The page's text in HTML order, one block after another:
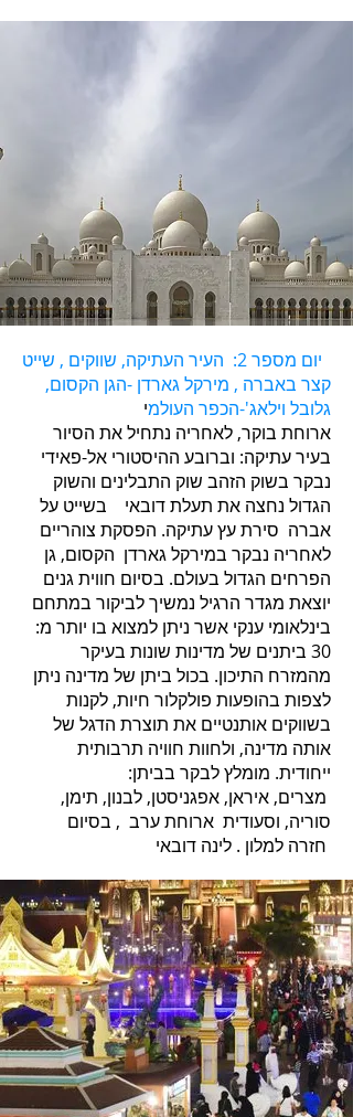
יום מספר 2: העיר העתיקה, שווקים , שייט
קצר באברה , מירקל גארדן -הגן הקסום,
גלובל וילאג'-הכפר העולמי
ארוחת בוקר, לאחריה נתחיל את הסיור
בעיר עתיקה: וברובע ההיסטורי אל-פאידי
נבקר בשוק הזהב שוק התבלינים והשוק
הגדול נחצה את תעלת דובאי בשייט על
אברה סירת עץ עתיקה. הפסקת צוהריים
לאחריה נבקר במירקל גארדן הקסום, גן
הפרחים הגדול בעולם. בסיום חווית גנים
יוצאת מגדר הרגיל נמשיך לביקור במתחם
בינלאומי ענקי אשר ניתן למצוא בו יותר מ:
30 ביתנים של מדינות שונות בעיקר
מהמזרח התיכון. בכול ביתן של מדינה ניתן
לצפות בהופעות פולקלור חיות, לקנות
בשווקים אותנטיים את תוצרת הדגל של
אותה מדינה, ולחוות חוויה תרבותית
ייחודית. מומלץ לבקר בביתן:
מצרים, איראן, אפגניסטן, לבנון, תימן,
סוריה, וסעודית ארוחת ערב , בסיום
חזרה למלון . לינה דובאי